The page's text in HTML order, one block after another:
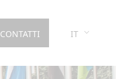
CONTATTI IT